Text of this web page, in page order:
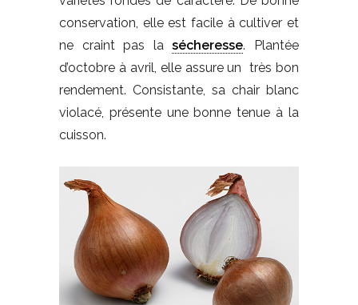
conservation, elle est facile à cultiver et
ne craint pas lasécheresse. Plantée
d’octobre à avril, elle assure un très bon
rendement. Consistante, sa chair blanc
violacé, présente une bonne tenue à la
cuisson.